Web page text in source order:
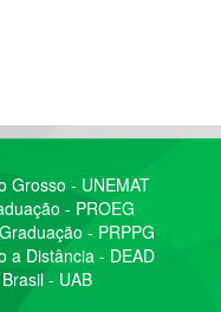
Grosso - UNEMAT
- PROEG
- PRPPG
a Distância - DEAD
- UAB